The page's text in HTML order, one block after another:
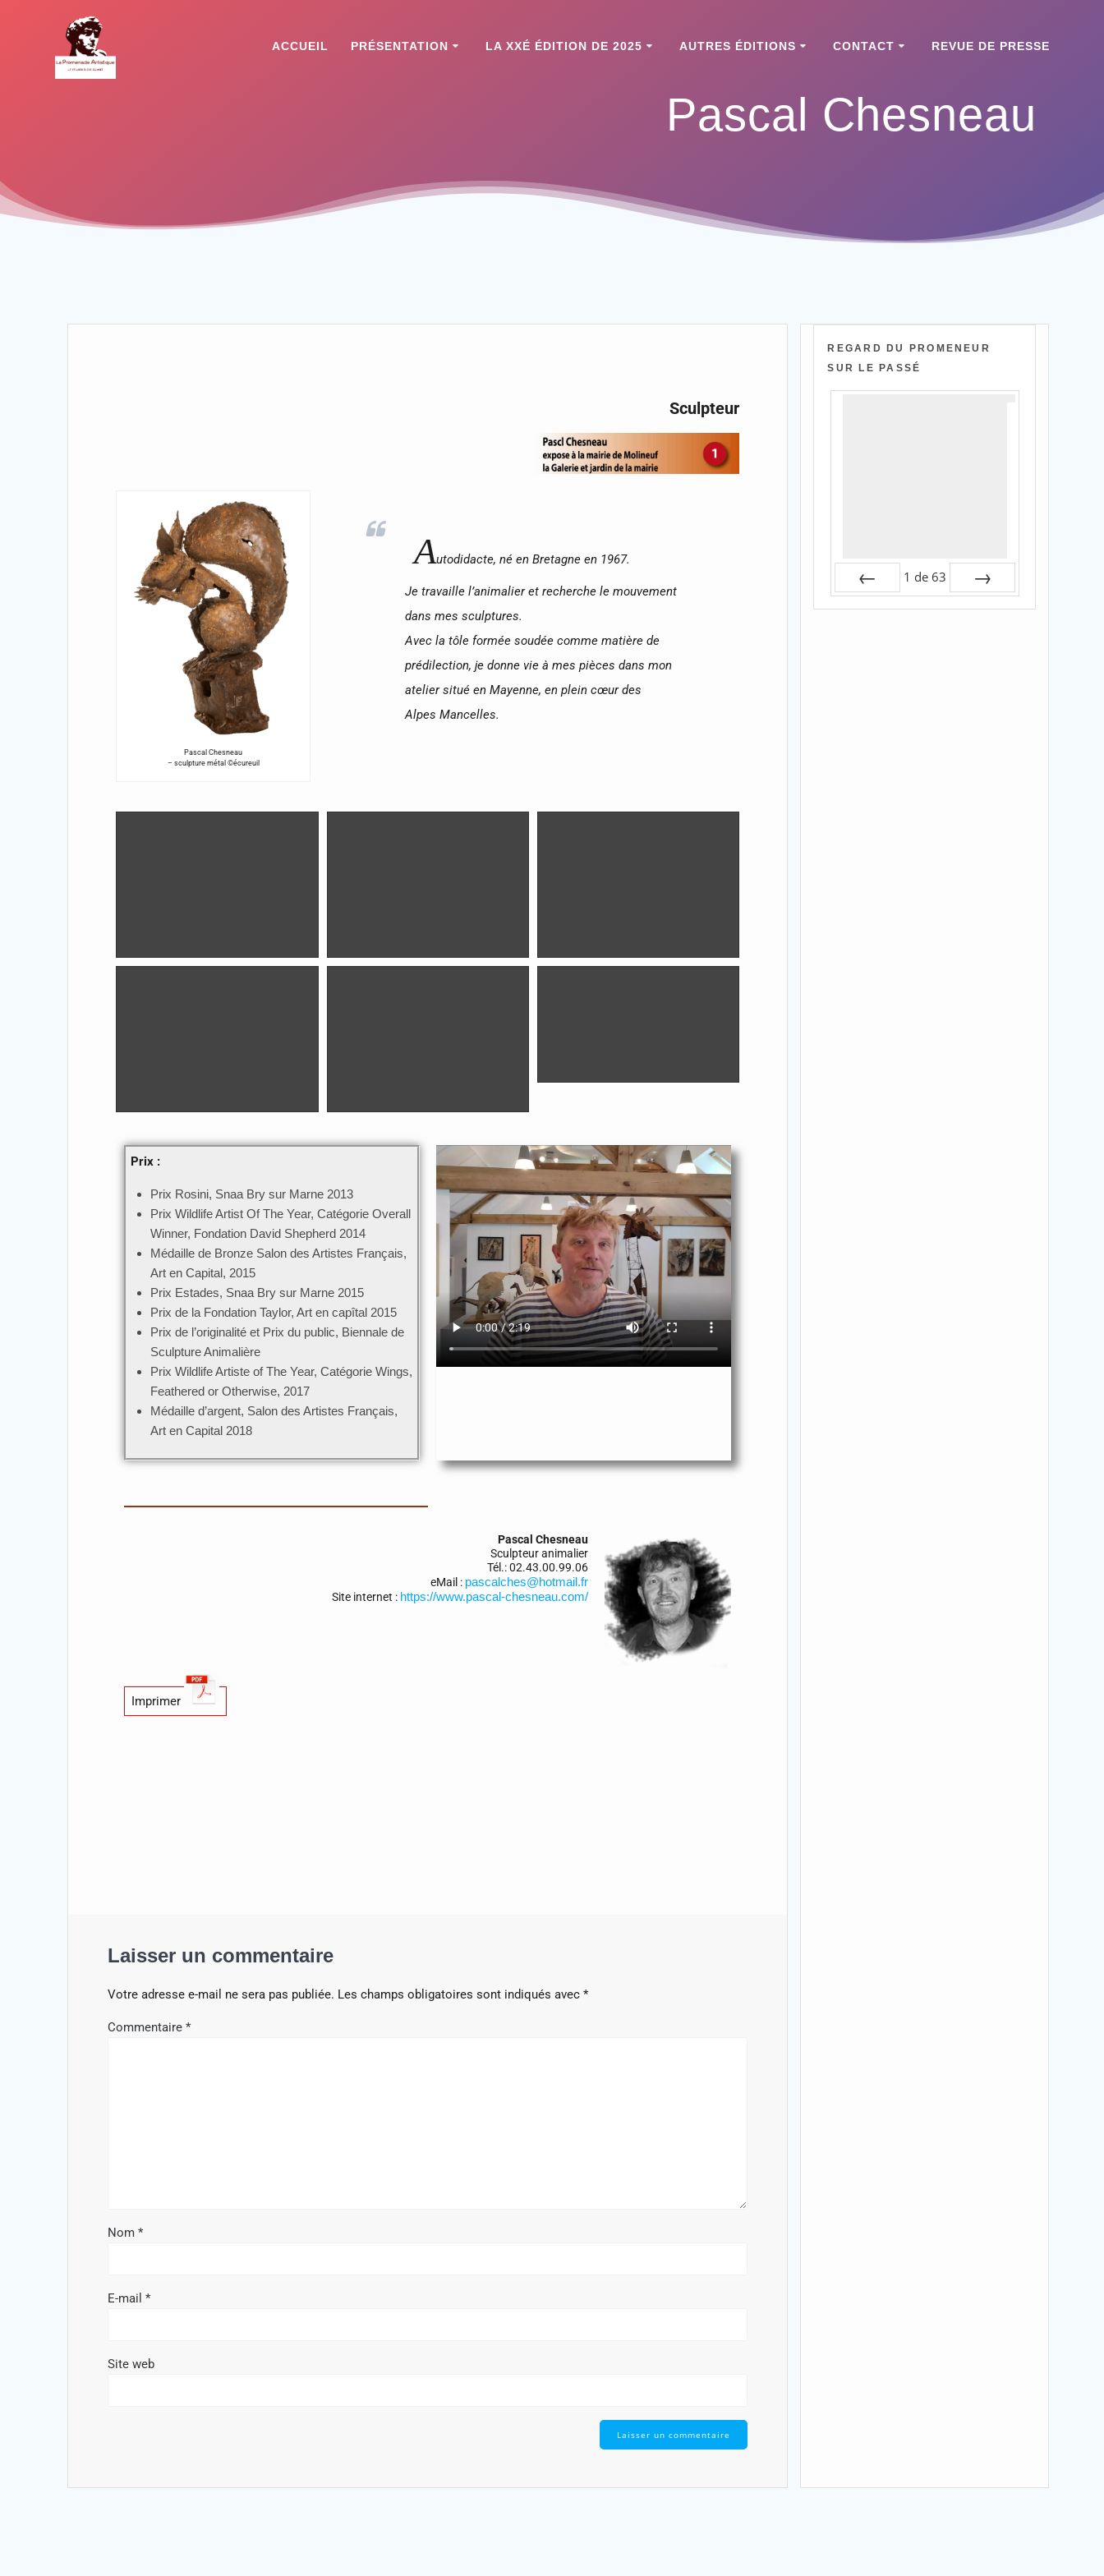
ACCUEIL PRÉSENTATION LA XXÉ ÉDITION DE 2025 AUTRES ÉDITIONS CONTACT REVUE DE PRESSE
Pascal Chesneau
Sculpteur
Pascal Chesneau
– sculpture métal ©écureuil
Autodidacte, né en Bretagne en 1967.
Je travaille l’animalier et recherche le mouvement
dans mes sculptures.
Avec la tôle formée soudée comme matière de
prédilection, je donne vie à mes pièces dans mon
atelier situé en Mayenne, en plein cœur des
Alpes Mancelles.
Prix :
Prix Rosini, Snaa Bry sur Marne 2013
Prix Wildlife Artist Of The Year, Catégorie Overall
Winner, Fondation David Shepherd 2014
Médaille de Bronze Salon des Artistes Français,
Art en Capital, 2015
Prix Estades, Snaa Bry sur Marne 2015
Prix de la Fondation Taylor, Art en capîtal 2015
Prix de l’originalité et Prix du public, Biennale de
Sculpture Animalière
Prix Wildlife Artiste of The Year, Catégorie Wings,
Feathered or Otherwise, 2017
Médaille d’argent, Salon des Artistes Français,
Art en Capital 2018
Pascal Chesneau
Sculpteur animalier
Tél.: 02.43.00.99.06
eMail : pascalches@hotmail.fr
Site internet : https://www.pascal-chesneau.com/
Imprimer
Laisser un commentaire
Votre adresse e-mail ne sera pas publiée. Les champs obligatoires sont indiqués avec*
Commentaire*
Nom*
E-mail*
Site web
REGARD DU PROMENEUR
SUR LE PASSÉ
Préc
1 de 63
Suiv.